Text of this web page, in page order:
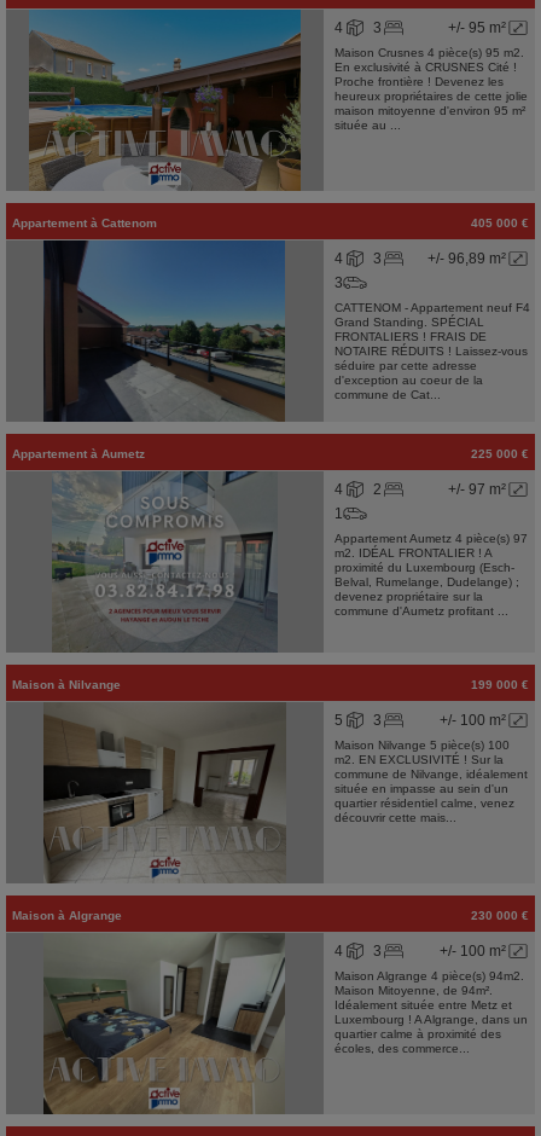
+/- 95 m²
4 3
Maison Crusnes 4 pièce(s) 95 m2.
En exclusivité à CRUSNES Cité !
Proche frontière ! Devenez les
heureux propriétaires de cette jolie
maison mitoyenne d'environ 95 m²
située au ...
Appartement à Cattenom 405 000 €
+/- 96,89 m²
4
3
3
CATTENOM - Appartement neuf F4
Grand Standing. SPÉCIAL
FRONTALIERS ! FRAIS DE
NOTAIRE RÉDUITS ! Laissez-vous
séduire par cette adresse
d'exception au coeur de la
commune de Cat...
Appartement à Aumetz 225 000 €
+/- 97 m²
4
2
1
Appartement Aumetz 4 pièce(s) 97
m2. IDÉAL FRONTALIER ! A
proximité du Luxembourg (Esch-
Belval, Rumelange, Dudelange) ;
devenez propriétaire sur la
commune d'Aumetz profitant ...
Maison à Nilvange 199 000 €
+/- 100 m²
5 3
Maison Nilvange 5 pièce(s) 100
m2. EN EXCLUSIVITÉ ! Sur la
commune de Nilvange, idéalement
située en impasse au sein d'un
quartier résidentiel calme, venez
découvrir cette mais...
Maison à Algrange 230 000 €
+/- 100 m²
4 3
Maison Algrange 4 pièce(s) 94m2.
Maison Mitoyenne, de 94m².
Idéalement située entre Metz et
Luxembourg ! A Algrange, dans un
quartier calme à proximité des
écoles, des commerce...